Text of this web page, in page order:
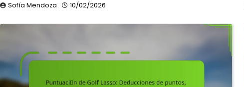
Sofía Mendoza 10/02/2026